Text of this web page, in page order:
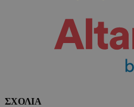
ΣΧΟΛΙΑ